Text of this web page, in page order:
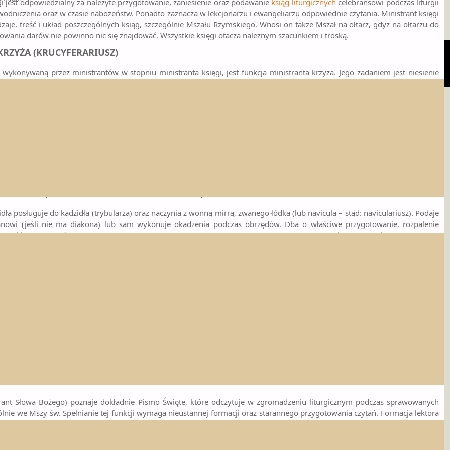
odpowiedzialny za należyte przygotowanie, zaniesienie oraz podawanie ksiąg liturgicznych celebransowi podczas liturgii
oraz w czasie nabożeństw. Ponadto zaznacza w lekcjonarzu i ewangeliarzu odpowiednie czytania. Ministrant księgi
treść i układ poszczególnych ksiąg, szczególnie Mszału Rzymskiego. Wnosi on także Mszał na ołtarz, gdyż na ołtarzu do
darów nie powinno nic się znajdować. Wszystkie księgi otacza należnym szacunkiem i troską.
(KRUCYFERARIUSZ)
przez ministrantów w stopniu ministranta księgi, jest funkcja ministranta krzyża. Jego zadaniem jest niesienie
posługuje do kadzidła (trybularza) oraz naczynia z wonną mirrą, zwanego łódka (lub navicula – stąd: naviculariusz). Podaje
(jeśli nie ma diakona) lub sam wykonuje okadzenia podczas obrzędów. Dba o właściwe przygotowanie, rozpalenie
tych sprzętów. Zna dobrze znaczenie oraz zastosowanie kadzidła podczas liturgii i nabożeństw. Szczególnie kształtuje w
oraz za ich trzymanie i podawanie. Swoją funkcję spełniają podczas liturgii sprawowanej przez biskupa (np. Msza
Słowa Bożego) poznaje dokładnie Pismo Święte, które odczytuje w zgromadzeniu liturgicznym podczas sprawowanych
we Mszy św. Spełnianie tej funkcji wymaga nieustannej formacji oraz starannego przygotowania czytań. Formacja lektora